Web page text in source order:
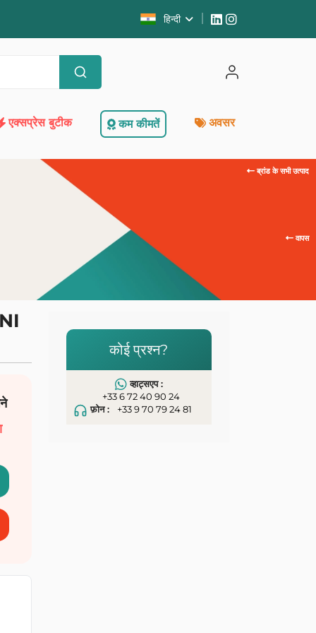
हिन्दी
एक्सप्रेस बुटीक कम कीमतें अवसर
ब्रांड के सभी उत्पाद
वापस
कोई प्रश्न?
व्हाट्सएप :
+33 6 72 40 90 24
फ़ोन :
+33 9 70 79 24 81